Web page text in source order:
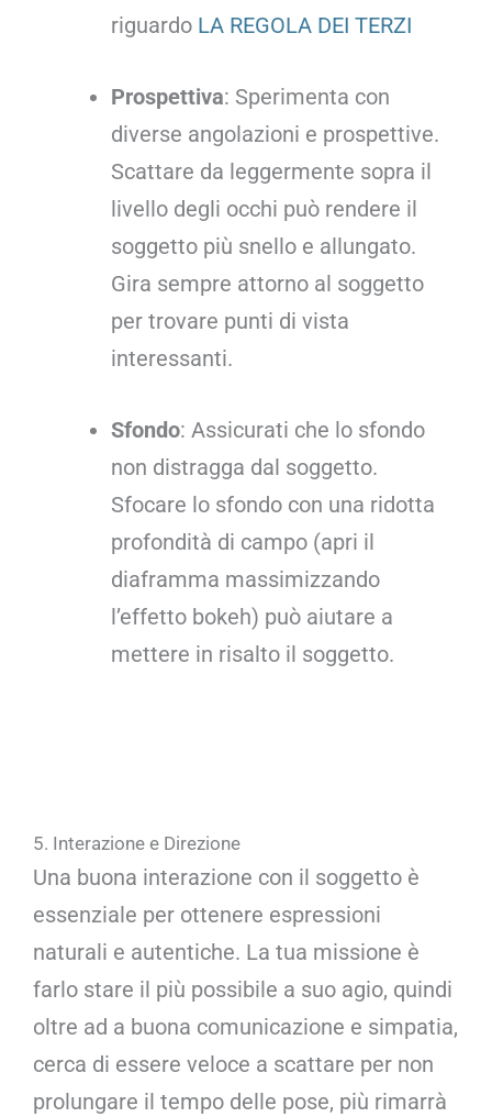
riguardo LA REGOLA DEI TERZI
Prospettiva: Sperimenta con
diverse angolazioni e prospettive.
Scattare da leggermente sopra il
livello degli occhi può rendere il
soggetto più snello e allungato.
Gira sempre attorno al soggetto
per trovare punti di vista
interessanti.
Sfondo: Assicurati che lo sfondo
non distragga dal soggetto.
Sfocare lo sfondo con una ridotta
profondità di campo (apri il
diaframma massimizzando
l’effetto bokeh) può aiutare a
mettere in risalto il soggetto.
5. Interazione e Direzione
Una buona interazione con il soggetto è
essenziale per ottenere espressioni
naturali e autentiche. La tua missione è
farlo stare il più possibile a suo agio, quindi
oltre ad a buona comunicazione e simpatia,
cerca di essere veloce a scattare per non
prolungare il tempo delle pose, più rimarrà